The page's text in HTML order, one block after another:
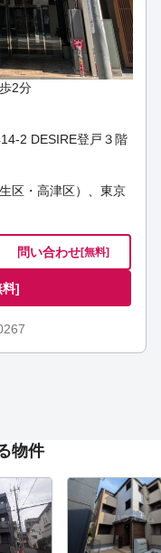
2分
2 DESIRE登戸３階
区・高津区）、東京
問い合わせ[無料]
]
物件